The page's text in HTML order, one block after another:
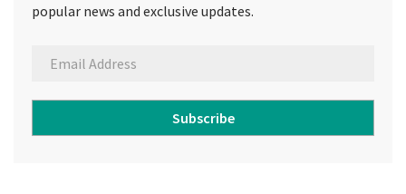
popular news and exclusive updates.
Subscribe